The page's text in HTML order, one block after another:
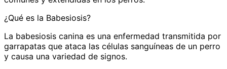
¿Qué es la Babesiosis?
La babesiosis canina es una enfermedad transmitida por
garrapatas que ataca las células sanguíneas de un perro
y causa una variedad de signos.